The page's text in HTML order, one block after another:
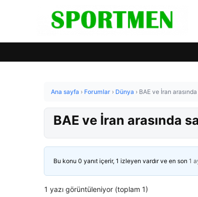
Ana sayfa › Forumlar › Dünya › BAE ve İran
BAE ve İran arasında
Bu konu 0 yanıt içerir, 1 izleyen vardır ve en son 1
1 yazı görüntüleniyor (toplam 1)